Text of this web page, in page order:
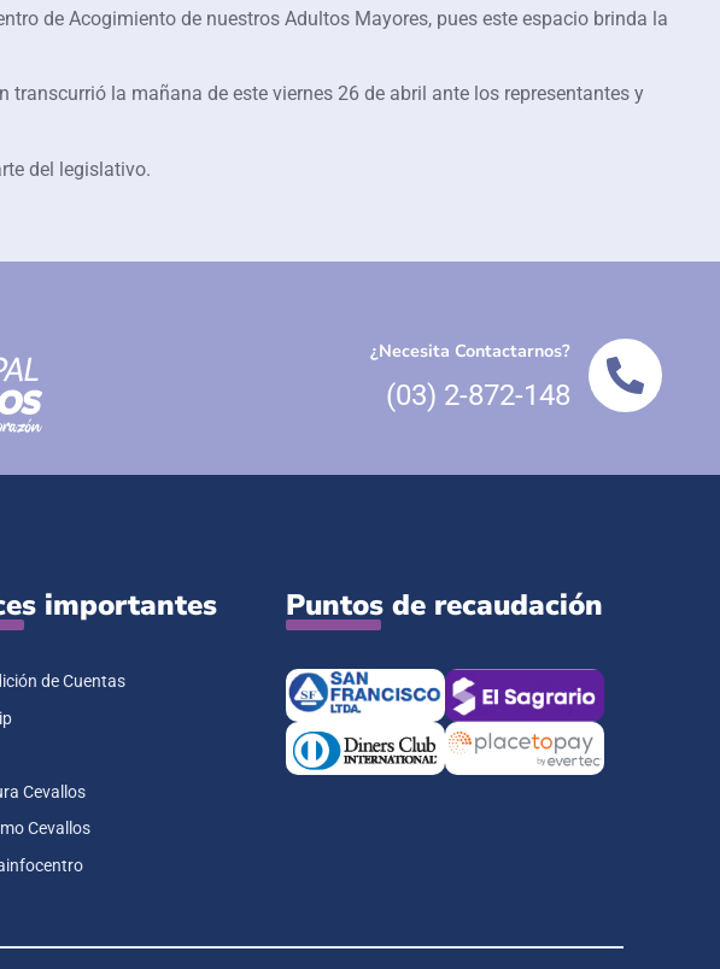
de Acogimiento de nuestros Adultos Mayores, pues este espacio brinda la
la mañana de este viernes 26 de abril ante los representantes y
del legislativo.
¿Necesita Contactarnos?
(03) 2-872-148
importantes
de Cuentas
Cevallos
Cevallos
Puntos de recaudación